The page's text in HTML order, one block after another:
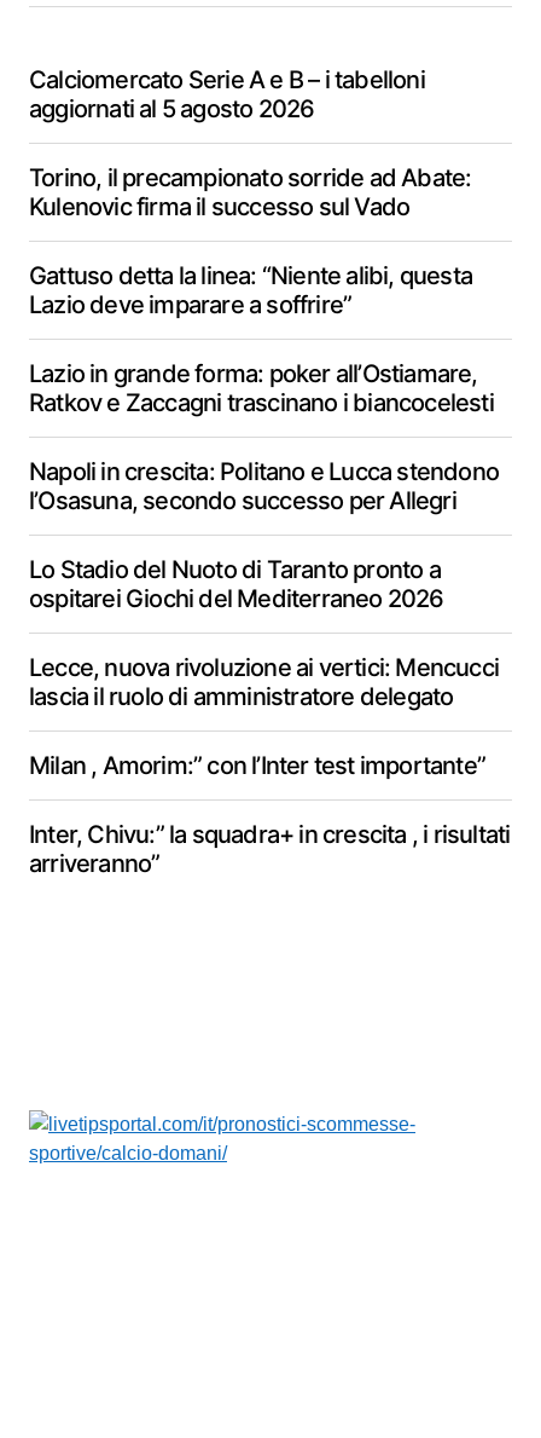
Calciomercato Serie A e B – i tabelloni
aggiornati al 5 agosto 2026
Torino, il precampionato sorride ad Abate:
Kulenovic firma il successo sul Vado
Gattuso detta la linea: “Niente alibi, questa
Lazio deve imparare a soffrire”
Lazio in grande forma: poker all’Ostiamare,
Ratkov e Zaccagni trascinano i biancocelesti
Napoli in crescita: Politano e Lucca stendono
l’Osasuna, secondo successo per Allegri
Lo Stadio del Nuoto di Taranto pronto a
ospitarei Giochi del Mediterraneo 2026
Lecce, nuova rivoluzione ai vertici: Mencucci
lascia il ruolo di amministratore delegato
Milan , Amorim:” con l’Inter test importante”
Inter, Chivu:” la squadra+ in crescita , i risultati
arriveranno”